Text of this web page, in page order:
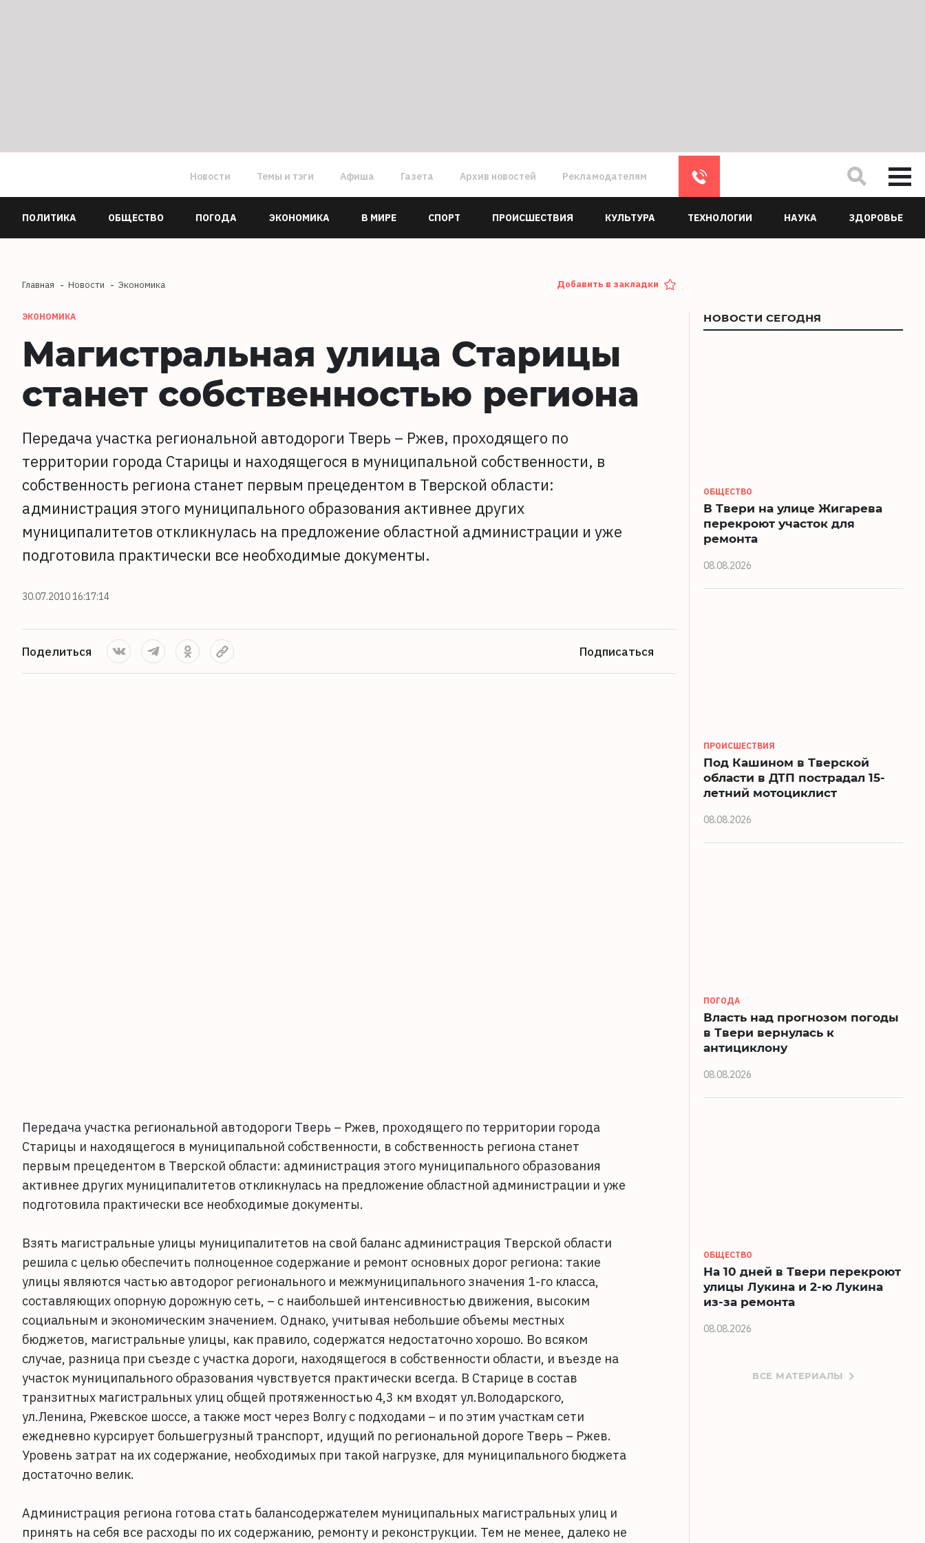
Новости Темы и тэги Афиша Газета Архив новостей Рекламодателям
ПОЛИТИКА ОБЩЕСТВО ПОГОДА ЭКОНОМИКА В МИРЕ СПОРТ ПРОИСШЕСТВИЯ КУЛЬТУРА ТЕХНОЛОГИИ НАУКА ЗДОРОВЬЕ
Главная Новости Экономика Добавить в закладки
ЭКОНОМИКА
Магистральная улица Старицы
станет собственностью региона
Передача участка региональной автодороги Тверь – Ржев, проходящего по
территории города Старицы и находящегося в муниципальной собственности, в
собственность региона станет первым прецедентом в Тверской области:
администрация этого муниципального образования активнее других
муниципалитетов откликнулась на предложение областной администрации и уже
подготовила практически все необходимые документы.
30.07.2010 16:17:14
Поделиться Подписаться
Передача участка региональной автодороги Тверь – Ржев, проходящего по территории города
Старицы и находящегося в муниципальной собственности, в собственность региона станет
первым прецедентом в Тверской области: администрация этого муниципального образования
активнее других муниципалитетов откликнулась на предложение областной администрации и уже
подготовила практически все необходимые документы.
Взять магистральные улицы муниципалитетов на свой баланс администрация Тверской области
решила с целью обеспечить полноценное содержание и ремонт основных дорог региона: такие
улицы являются частью автодорог регионального и межмуниципального значения 1-го класса,
составляющих опорную дорожную сеть, – с наибольшей интенсивностью движения, высоким
социальным и экономическим значением. Однако, учитывая небольшие объемы местных
бюджетов, магистральные улицы, как правило, содержатся недостаточно хорошо. Во всяком
случае, разница при съезде с участка дороги, находящегося в собственности области, и въезде на
участок муниципального образования чувствуется практически всегда. В Старице в состав
транзитных магистральных улиц общей протяженностью 4,3 км входят ул.Володарского,
ул.Ленина, Ржевское шоссе, а также мост через Волгу с подходами – и по этим участкам сети
ежедневно курсирует большегрузный транспорт, идущий по региональной дороге Тверь – Ржев.
Уровень затрат на их содержание, необходимых при такой нагрузке, для муниципального бюджета
достаточно велик.
Администрация региона готова стать балансодержателем муниципальных магистральных улиц и
принять на себя все расходы по их содержанию, ремонту и реконструкции. Тем не менее, далеко не
НОВОСТИ СЕГОДНЯ
ОБЩЕСТВО
В Твери на улице Жигарева
перекроют участок для
ремонта
08.08.2026
ПРОИСШЕСТВИЯ
Под Кашином в Тверской
области в ДТП пострадал 15-
летний мотоциклист
08.08.2026
ПОГОДА
Власть над прогнозом погоды
в Твери вернулась к
антициклону
08.08.2026
ОБЩЕСТВО
На 10 дней в Твери перекроют
улицы Лукина и 2-ю Лукина
из-за ремонта
08.08.2026
ВСЕ МАТЕРИАЛЫ